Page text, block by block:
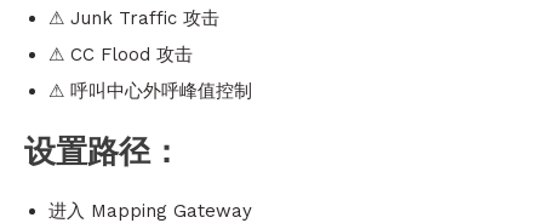
⚠ Junk Traffic 攻击
⚠ CC Flood 攻击
⚠ 呼叫中心外呼峰值控制
设置路径：
进入 Mapping Gateway